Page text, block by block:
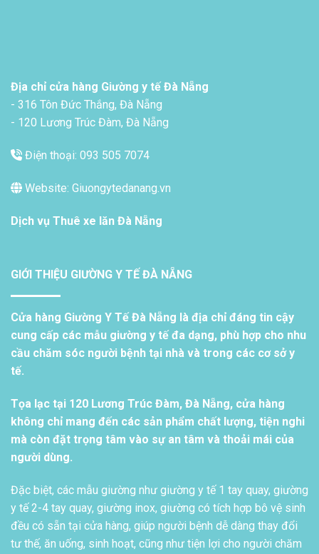
Địa chỉ cửa hàng Giường y tế Đà Nẵng
- 316 Tôn Đức Thắng, Đà Nẵng
- 120 Lương Trúc Đàm, Đà Nẵng
Điện thoại: 093 505 7074
Website: Giuongytedanang.vn
Dịch vụ Thuê xe lăn Đà Nẵng
GIỚI THIỆU GIƯỜNG Y TẾ ĐÀ NẴNG
Cửa hàng Giường Y Tế Đà Nẵng là địa chỉ đáng tin cậy
cung cấp các mẫu giường y tế đa dạng, phù hợp cho nhu
cầu chăm sóc người bệnh tại nhà và trong các cơ sở y
tế.
Tọa lạc tại 120 Lương Trúc Đàm, Đà Nẵng, cửa hàng
không chỉ mang đến các sản phẩm chất lượng, tiện nghi
mà còn đặt trọng tâm vào sự an tâm và thoải mái của
người dùng.
Đặc biệt, các mẫu giường như giường y tế 1 tay quay, giường
y tế 2-4 tay quay, giường inox, giường có tích hợp bô vệ sinh
đều có sẵn tại cửa hàng, giúp người bệnh dễ dàng thay đổi
tư thế, ăn uống, sinh hoạt, cũng như tiện lợi cho người chăm